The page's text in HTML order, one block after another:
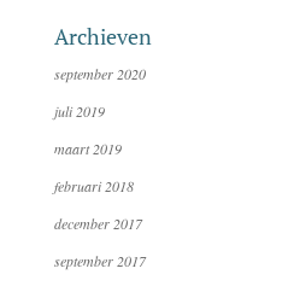
Archieven
september 2020
juli 2019
maart 2019
februari 2018
december 2017
september 2017